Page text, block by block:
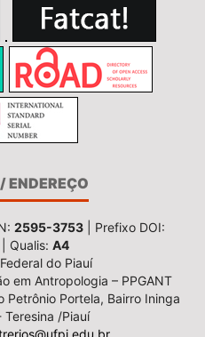
ENDEREÇO
2595-3753 | Prefixo DOI:
| Qualis: A4
do Piauí
em Antropologia – PPGANT
Petrônio Portela, Bairro Ininga
/Piauí